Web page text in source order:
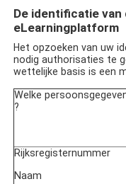
De identificatie van
eLearningplatform
Het opzoeken van uw
nodig authorisaties te
wettelijke basis is een
Welke
?
Rijksregisternummer
Naam